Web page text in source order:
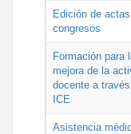
Edición de
congresos
Formación para
mejora de la
docente a
ICE
Asistencia